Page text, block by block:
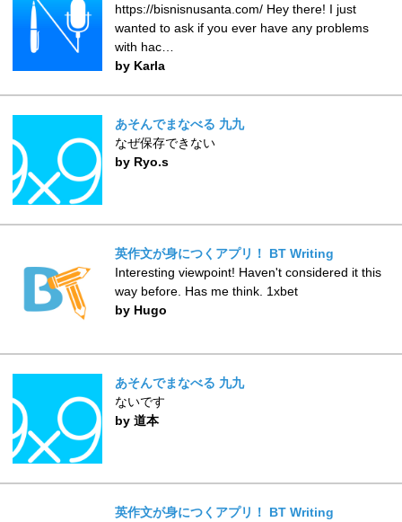
https://bisnisnusanta.com/ Hey there! I just
wanted to ask if you ever have any problems
with hac…
by Karla
あそんでまなべる 九九
なぜ保存できない
by Ryo.s
英作文が身につくアプリ！ BT Writing
Interesting viewpoint! Haven't considered it this
way before. Has me think. 1xbet
by Hugo
あそんでまなべる 九九
ないです
by 道本
英作文が身につくアプリ！ BT Writing